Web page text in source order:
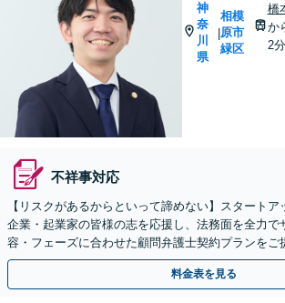
神
奈
川
県
|
相模
原市
緑区
橋
か
2分
不祥事対応
【リスクがあるからといって諦めない】スタートア
企業・起業家の皆様の志を応援し、法務面を全力で
容・フェーズに合わせた顧問弁護士契約プランをご
問契約／企業法務】
料金表を見る